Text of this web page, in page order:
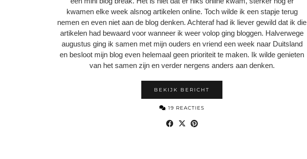
kwamen elke week alsnog artikelen online. Toch wilde ik een stapje terug
nemen en even niet aan de blog denken. Achteraf had ik liever gewild dat ik die
artikelen had bewaard voor wanneer ik weer volop ging bloggen. Halverwege
augustus ging ik samen met mijn ouders en vriend een week naar Duitsland
en besloot mijn blog even helemaal geen prioriteit te maken. Ik wilde genieten
van het samen zijn en verder nergens anders aan denken.
BEKIJK BERICHT
19 REACTIES